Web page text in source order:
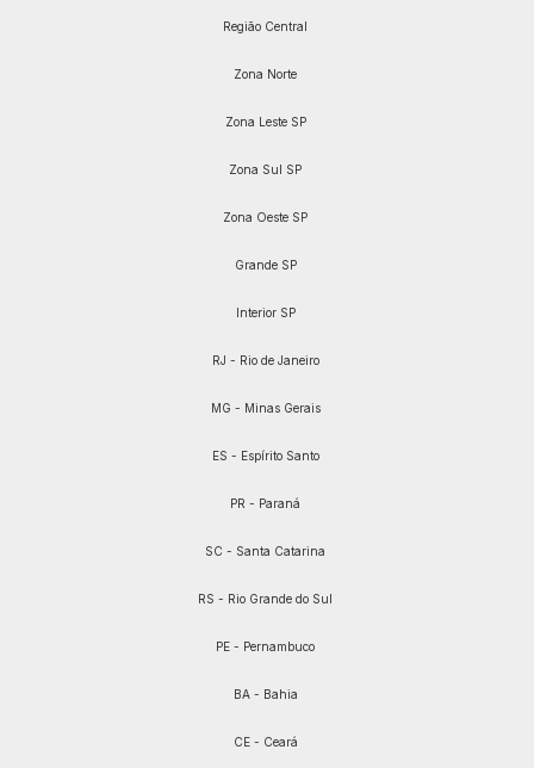
Região Central
Zona Norte
Zona Leste SP
Zona Sul SP
Zona Oeste SP
Grande SP
Interior SP
RJ - Rio de Janeiro
MG - Minas Gerais
ES - Espírito Santo
PR - Paraná
SC - Santa Catarina
RS - Rio Grande do Sul
PE - Pernambuco
BA - Bahia
CE - Ceará